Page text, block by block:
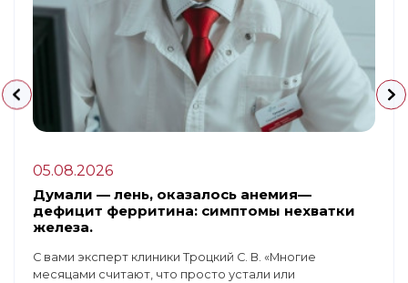
05.08.2026
Думали — лень, оказалось анемия—
дефицит ферритина: симптомы нехватки
железа.
С вами эксперт клиники Троцкий С. В. «Многие
месяцами считают, что просто устали или